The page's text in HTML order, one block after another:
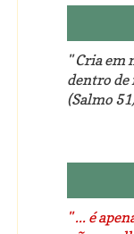
" Cria em
dentro
(Salmo
" ... é